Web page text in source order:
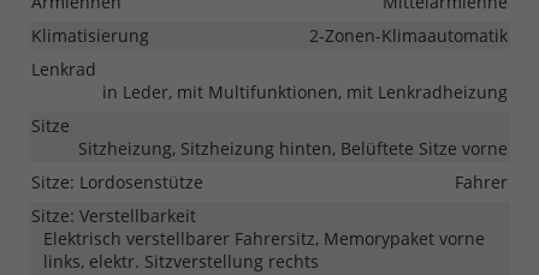
Klimatisierung
2-Zonen-Klimaautomatik
Lenkrad
in Leder, mit Multifunktionen, mit Lenkradheizung
Sitze
Sitzheizung, Sitzheizung hinten, Belüftete Sitze vorne
Sitze: Lordosenstütze
Fahrer
Sitze: Verstellbarkeit
Elektrisch verstellbarer Fahrersitz, Memorypaket vorne
links, elektr. Sitzverstellung rechts